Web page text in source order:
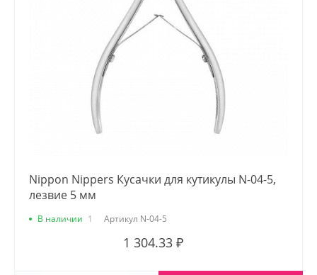
Nippon Nippers Кусачки для кутикулы N-04-5,
лезвие 5 мм
В наличии 1 Артикул N-04-5
1 304.33 ₽